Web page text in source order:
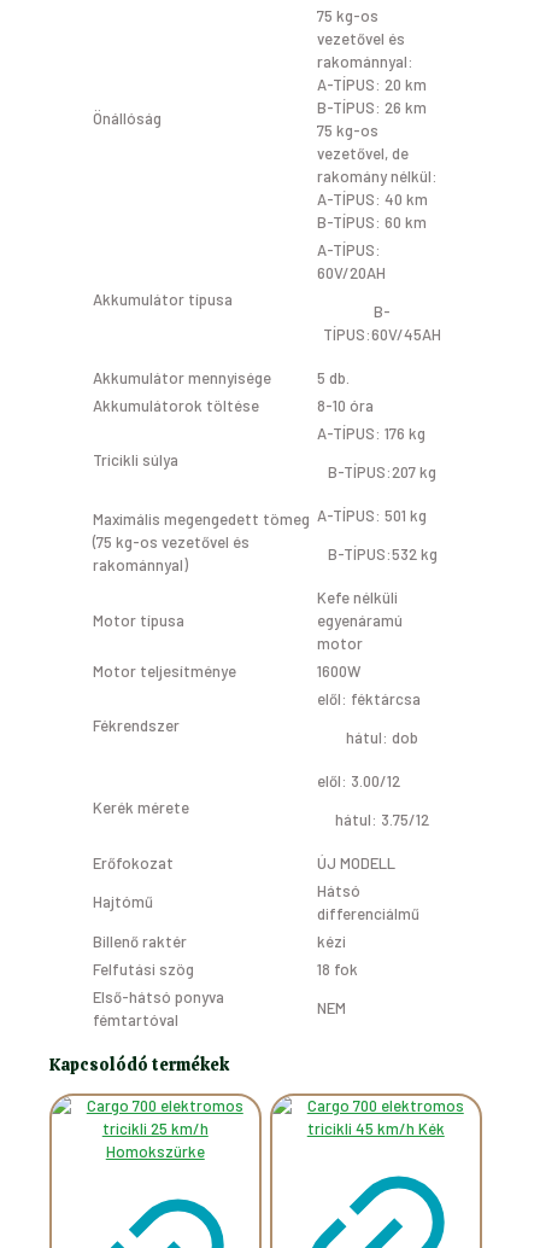
Önállóság
75 kg-os
vezetővel és
rakománnyal:
A-TÍPUS: 20 km
B-TÍPUS: 26 km
75 kg-os
vezetővel, de
rakomány nélkül:
A-TÍPUS: 40 km
B-TÍPUS: 60 km
Akkumulátor típusa
A-TÍPUS:
60V/20AH
B-
TÍPUS:60V/45AH
Akkumulátor mennyisége
5 db.
Akkumulátorok töltése
8-10 óra
Tricikli súlya
A-TÍPUS: 176 kg
B-TÍPUS:207 kg
Maximális megengedett tömeg
(75 kg-os vezetővel és
rakománnyal)
A-TÍPUS: 501 kg
B-TÍPUS:532 kg
Motor típusa
Kefe nélküli
egyenáramú
motor
Motor teljesítménye
1600W
Fékrendszer
elől: féktárcsa
hátul: dob
Kerék mérete
elől: 3.00/12
hátul: 3.75/12
Erőfokozat
ÚJ MODELL
Hajtómű
Hátsó
differenciálmű
Billenő raktér
kézi
Felfutási szög
18 fok
Első-hátsó ponyva
fémtartóval
NEM
Kapcsolódó termékek